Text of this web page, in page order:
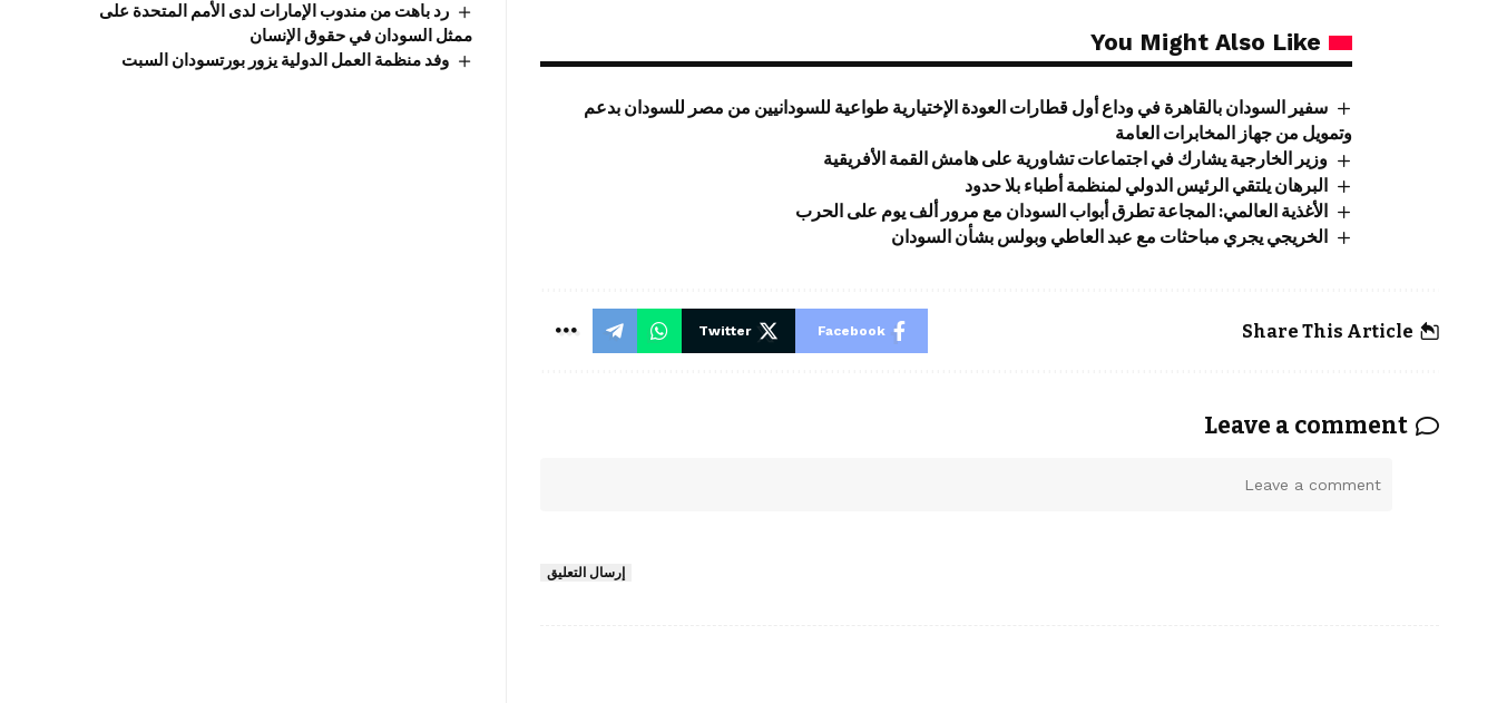
You Might Also Like
سفير السودان بالقاهرة في وداع أول قطارات العودة الإختيارية طواعية للسودانيين من مصر للسودان بدعم
وتمويل من جهاز المخابرات العامة
وزير الخارجية يشارك في اجتماعات تشاورية على هامش القمة الأفريقية
البرهان يلتقي الرئيس الدولي لمنظمة أطباء بلا حدود
الأغذية العالمي: المجاعة تطرق أبواب السودان مع مرور ألف يوم على الحرب
الخريجي يجري مباحثات مع عبد العاطي وبولس بشأن السودان
Share This Article
Facebook
Twitter
Leave a comment
إرسال التعليق
رد باهت من مندوب الإمارات لدى الأمم المتحدة على
ممثل السودان في حقوق الإنسان
وفد منظمة العمل الدولية يزور بورتسودان السبت